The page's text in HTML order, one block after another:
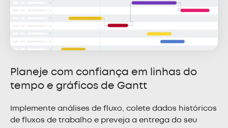
Planeje com confiança em linhas do
tempo e gráficos de Gantt
Implemente análises de fluxo, colete dados históricos
de fluxos de trabalho e preveja a entrega do seu